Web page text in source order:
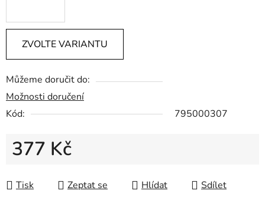
ZVOLTE VARIANTU
Můžeme doručit do:
Možnosti doručení
Kód:
795000307
377 Kč
Tisk
Zeptat se Hlídat Sdílet